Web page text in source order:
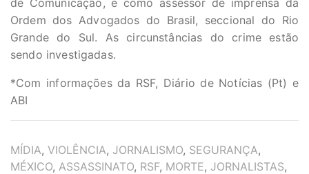
de Comunicação, e como assessor de imprensa da
Ordem dos Advogados do Brasil, seccional do Rio
Grande do Sul. As circunstâncias do crime estão
sendo investigadas.
*Com informações da RSF, Diário de Notícias (Pt) e
ABI
TAGS
MÍDIA, VIOLÊNCIA, JORNALISMO, SEGURANÇA,
MÉXICO, ASSASSINATO, RSF, MORTE, JORNALISTAS,